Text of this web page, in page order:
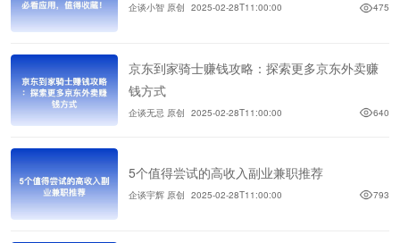
企谈小智 原创 2025-02-28T11:00:00 475
京东到家骑士赚钱攻略：探索更多京东外卖赚
钱方式
企谈无忌 原创 2025-02-28T11:00:00 640
5个值得尝试的高收入副业兼职推荐
企谈宇辉 原创 2025-02-28T11:00:00 793